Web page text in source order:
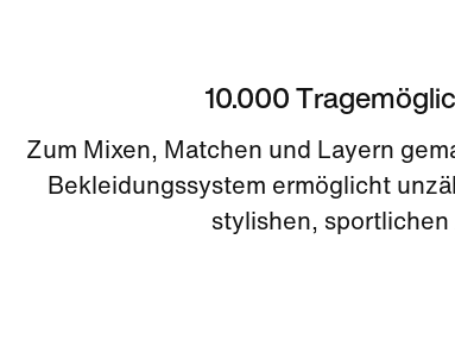
10.000
Zum Mixen, Matchen und Layern
Bekleidungssystem ermöglicht
stylishen,